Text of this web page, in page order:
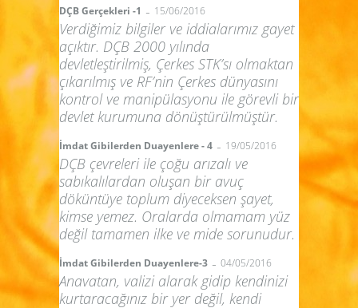
DÇB Gerçekleri -1 - 15/06/2016
Verdiğimiz bilgiler ve iddialarımız gayet
açıktır. DÇB 2000 yılında
devletleştirilmiş, Çerkes STK’sı olmaktan
çıkarılmış ve RF’nin Çerkes dünyasını
kontrol ve manipülasyonu ile görevli bir
devlet kurumuna dönüştürülmüştür.
İmdat Gibilerden Duayenlere - 4 - 19/05/2016
DÇB çevreleri ile çoğu arızalı ve
sabıkalılardan oluşan bir avuç
döküntüye toplum diyeceksen şayet,
kimse yemez. Oralarda olmamam yüz
değil tamamen ilke ve mide sorunudur.
İmdat Gibilerden Duayenlere-3 - 04/05/2016
Anavatan, valizi alarak gidip kendinizi
kurtaracağınız bir yer değil, kendi